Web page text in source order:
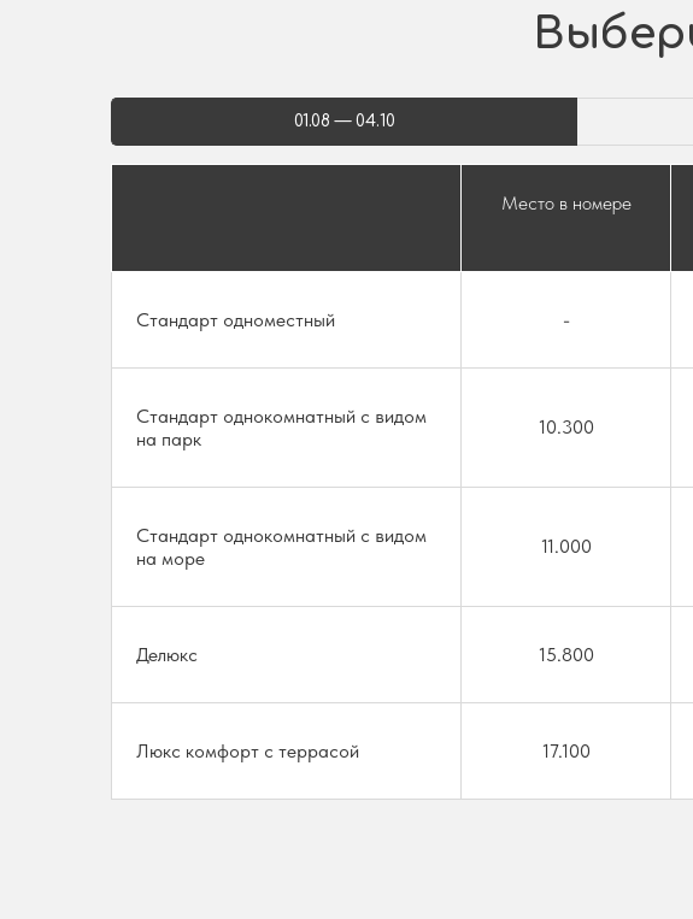
01.08 — 04.10
Место в номере
Стандарт одноместный -
Стандарт однокомнатный с видом
на парк
10.300
Стандарт однокомнатный с видом
на море
11.000
Делюкс 15.800
Люкс комфорт с террасой 17.100